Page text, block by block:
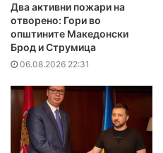
Два активни пожари на
отворено: Гори во
општините Македонски
Брод и Струмица
06.08.2026 22:31